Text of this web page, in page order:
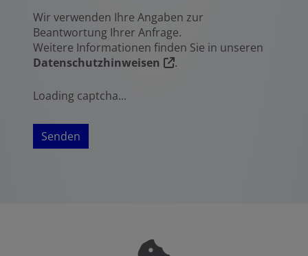
Wir verwenden Ihre Angaben zur
Beantwortung Ihrer Anfrage.
Weitere Informationen finden Sie in unseren
Datenschutzhinweisen
.
Loading captcha...
Senden